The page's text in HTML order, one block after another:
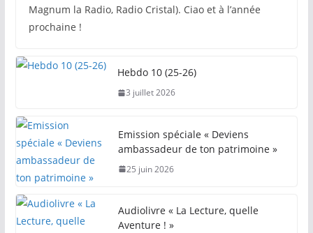
Magnum la Radio, Radio Cristal). Ciao et à l’année
prochaine !
Hebdo 10 (25-26)
3 juillet 2026
Emission spéciale « Deviens
ambassadeur de ton patrimoine »
25 juin 2026
Audiolivre « La Lecture, quelle
Aventure ! »